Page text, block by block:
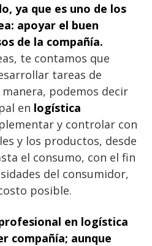
ya que es uno de los
apoyar el buen
de la compañía.
te contamos que
tareas de
podemos decir
en logística
y controlar con
y los productos, desde
el consumo, con el fin
del consumidor,
posible.
en logística
compañía; aunque